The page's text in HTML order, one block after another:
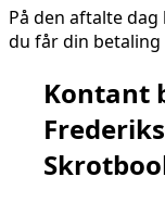
På den aftalte
du får din betaling
Kontant